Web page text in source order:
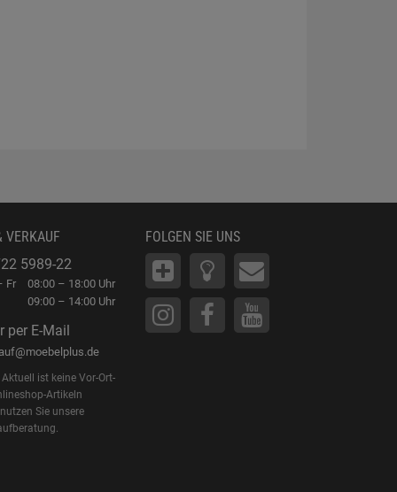
VERKAUF
5989-22
Fr
08:00 – 18:00 Uhr
09:00 – 14:00 Uhr
per E-Mail
Aktuell ist keine Vor-Ort-
Artikeln
Sie unsere
FOLGEN SIE UNS